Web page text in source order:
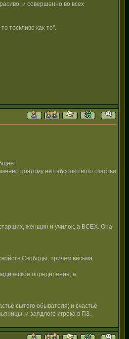
и совершенно во всех
тоскливо как-то".
поэтому нет абсолютного счастья
старших, женщин и училок, а ВСЕХ. Она
Свободы, причем весьма
определение, а
сытого обывателя; и счастье
и заядлого игрока в ПЗ.